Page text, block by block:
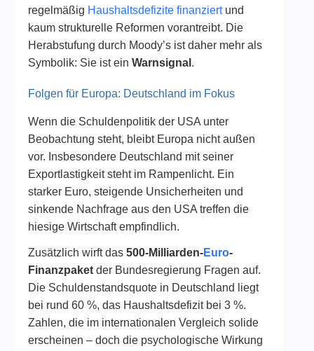
regelmäßig Haushaltsdefizite finanziertund
kaum strukturelle Reformen vorantreibt. Die
Herabstufung durch Moody’s ist daher mehr als
Symbolik: Sie ist ein Warnsignal .
Folgen für Europa: Deutschland im Fokus
Wenn die Schuldenpolitik der USA unter
Beobachtung steht, bleibt Europa nicht außen
vor. Insbesondere Deutschland mit seiner
Exportlastigkeit steht im Rampenlicht. Ein
starker Euro, steigende Unsicherheiten und
sinkende Nachfrage aus den USA treffen die
hiesige Wirtschaft empfindlich.
Zusätzlich wirft das 500-Milliarden-Euro-
Finanzpaket der Bundesregierung Fragen auf.
Die Schuldenstandsquote in Deutschland liegt
bei rund 60 %, das Haushaltsdefizit bei 3 %.
Zahlen, die im internationalen Vergleich solide
erscheinen – doch die psychologische Wirkung